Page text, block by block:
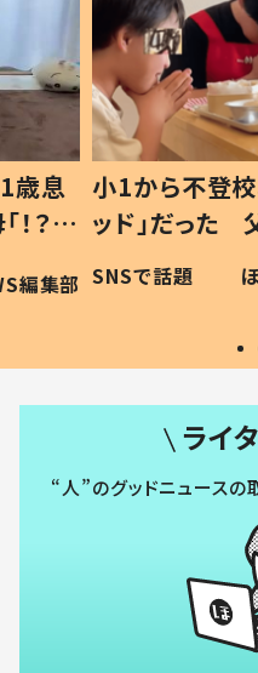
歳息
？」
編集部
小1から不登校
ッド」だった
作り続ける理
#令和の子
SNSで話題
ライ
“人”のグッドニュースの